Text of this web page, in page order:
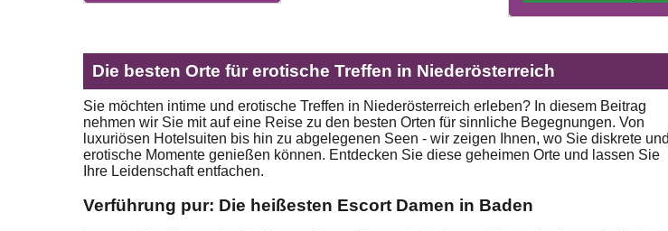
Die besten Orte für erotische Treffen in Niederösterreich
Sie möchten intime und erotische Treffen in Niederösterreich erleben? In diesem Beitrag
nehmen wir Sie mit auf eine Reise zu den besten Orten für sinnliche Begegnungen. Von
luxuriösen Hotelsuiten bis hin zu abgelegenen Seen - wir zeigen Ihnen, wo Sie diskrete und
erotische Momente genießen können. Entdecken Sie diese geheimen Orte und lassen Sie
Ihre Leidenschaft entfachen.
Verführung pur: Die heißesten Escort Damen in Baden